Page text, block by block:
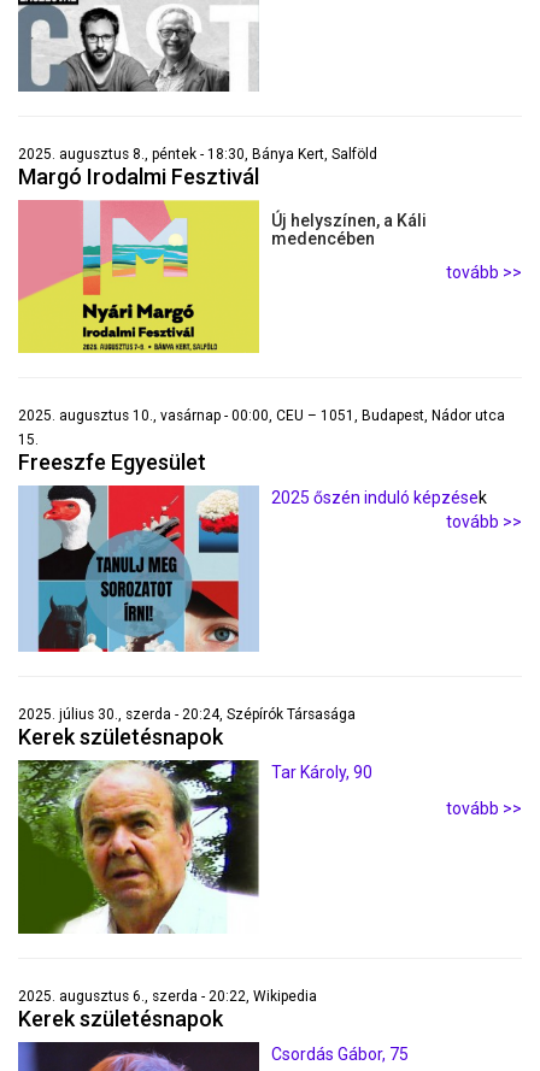
2025. augusztus 8., péntek - 18:30, Bánya Kert, Salföld
Margó Irodalmi Fesztivál
Új helyszínen, a Káli
medencében
tovább >>
2025. augusztus 10., vasárnap - 00:00, CEU – 1051, Budapest, Nádor utca
15.
Freeszfe Egyesület
2025 őszén induló képzések
tovább >>
2025. július 30., szerda - 20:24, Szépírók Társasága
Kerek születésnapok
Tar Károly, 90
tovább >>
2025. augusztus 6., szerda - 20:22, Wikipedia
Kerek születésnapok
Csordás Gábor, 75